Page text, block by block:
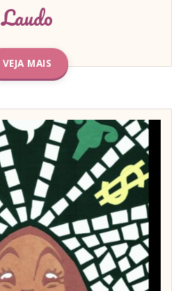
Laudo
VEJA MAIS